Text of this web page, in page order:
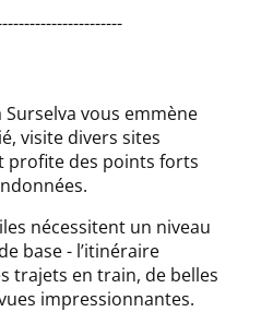
vous emmène
visite divers sites
profite des points forts
nécessitent un niveau
base - l’itinéraire
trajets en train, de belles
impressionnantes.